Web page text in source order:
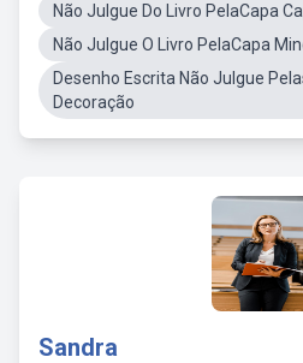
Não Julgue Do Livro PelaCapa
Não Julgue O Livro PelaCapa
Desenho Escrita Não Julgue
Decoração
Sandra